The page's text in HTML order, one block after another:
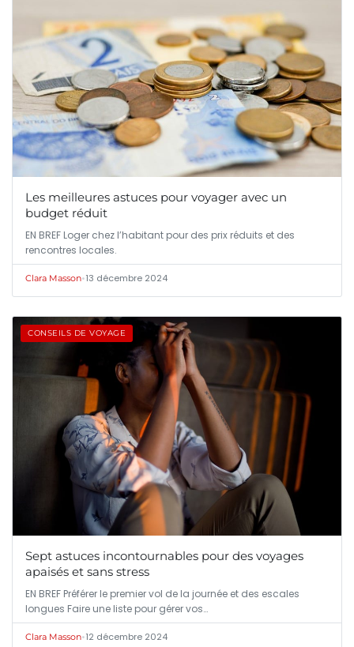
Les meilleures astuces pour voyager avec un
budget réduit
EN BREF Loger chez l’habitant pour des prix réduits et des
rencontres locales.
Clara Masson•13 décembre 2024
CONSEILS DE VOYAGE
Sept astuces incontournables pour des voyages
apaisés et sans stress
EN BREF Préférer le premier vol de la journée et des escales
longues Faire une liste pour gérer vos…
Clara Masson•12 décembre 2024